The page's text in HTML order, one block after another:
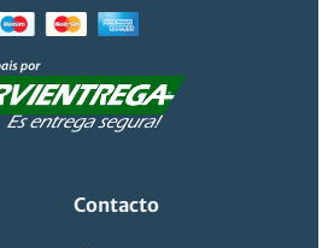
Contacto